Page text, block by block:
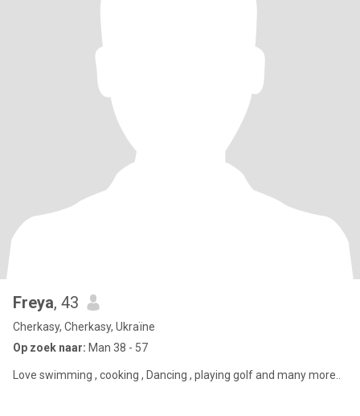
Freya, 43
Cherkasy, Cherkasy, Ukraïne
Op zoek naar: Man 38 - 57
Love swimming , cooking , Dancing , playing golf and many more..